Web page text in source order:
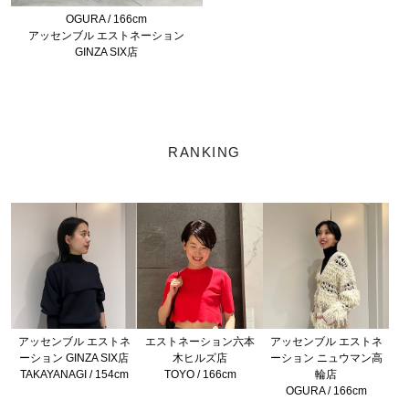
OGURA / 166cm
アッセンブル エストネーション
GINZA SIX店
RANKING
アッセンブル エストネ
ーション GINZA SIX店
TAKAYANAGI / 154cm
エストネーション六本
木ヒルズ店
TOYO / 166cm
アッセンブル エストネ
ーション ニュウマン高
輪店
OGURA / 166cm